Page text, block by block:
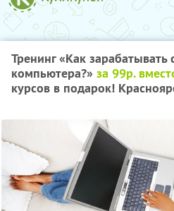
Тренинг «Как зарабатывать
компьютера?» за 99р.
курсов в подарок!